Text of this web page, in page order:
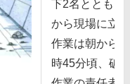
下2名とともに
から現場に⽴
作業は朝から
時45分頃、破